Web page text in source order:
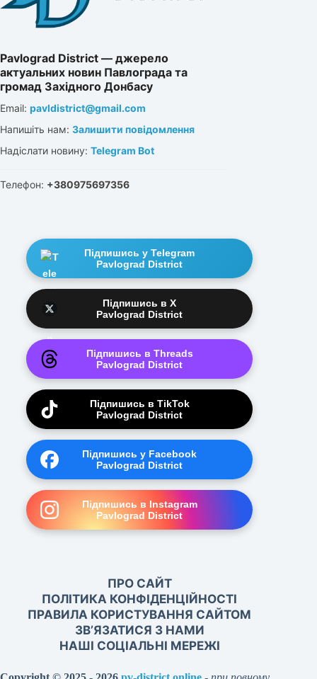
Pavlograd District — джерело
актуальних новин Павлограда та
громад Західного Донбасу
Email: pavldistrict@gmail.com
Напишіть нам: Залишити повідомлення
Надіслати новину: Telegram Bot
Телефон: +380975697356
Підпишись у Telegram
Pavlograd District
Підпишись в X
Pavlograd District
Підпишись в Threads
Pavlograd District
Підпишись в TikTok
Pavlograd District
Підпишись у Facebook
Pavlograd District
Підпишись в Instagram
Pavlograd District
ПРО САЙТ
ПОЛІТИКА КОНФІДЕНЦІЙНОСТІ
ПРАВИЛА КОРИСТУВАННЯ САЙТОМ
ЗВ’ЯЗАТИСЯ З НАМИ
НАШІ СОЦІАЛЬНІ МЕРЕЖІ